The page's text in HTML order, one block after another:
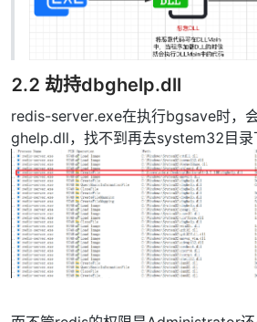
2.2 劫持dbghelp.dll
redis-server.exe在执行bgsave时，
ghelp.dll，找不到再去system32目录